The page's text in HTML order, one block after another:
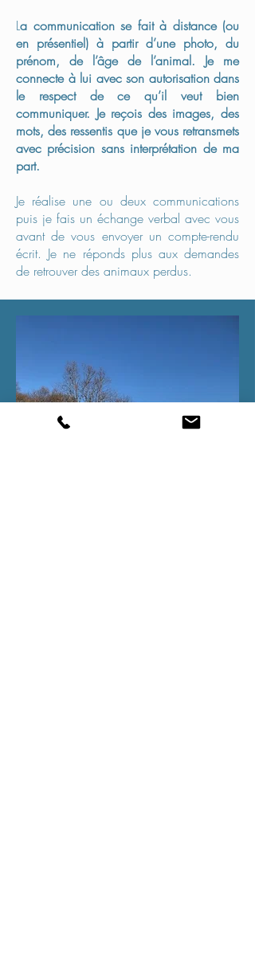
La communication se fait à distance (ou
en présentiel) à partir d’une photo, du
prénom, de l’âge de l’animal. Je me
connecte à lui avec son autorisation dans
le respect de ce qu’il veut bien
communiquer. Je reçois des images, des
mots, des ressentis que je vous retransmets
avec précision sans interprétation de ma
part.
Je réalise une ou deux communications
puis je fais un échange verbal avec vous
avant de vous envoyer un compte-rendu
écrit. Je ne réponds plus aux demandes
de retrouver des animaux perdus.